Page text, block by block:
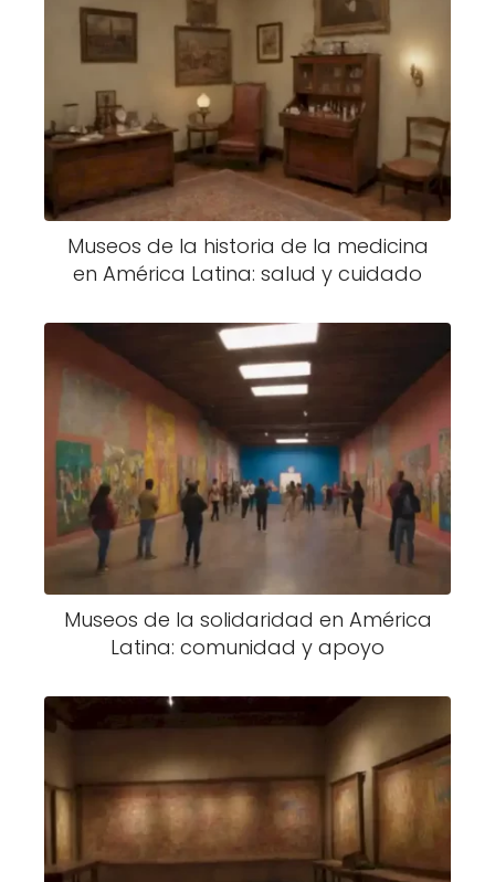
Museos de la historia de la medicina
en América Latina: salud y cuidado
Museos de la solidaridad en América
Latina: comunidad y apoyo